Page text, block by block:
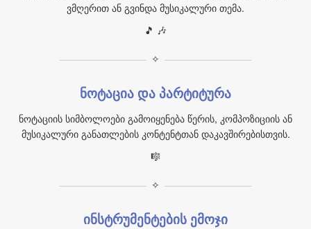
ვმღერით ან გვინდა მუსიკალური თემა.
🎵 🎶
✧
ნოტაცია და პარტიტურა
ნოტაციის სიმბოლოები გამოიყენება წერის, კომპოზიციის ან
მუსიკალური განათლების კონტენტთან დაკავშირებისთვის.
🎼
✧
ინსტრუმენტების ემოჯი